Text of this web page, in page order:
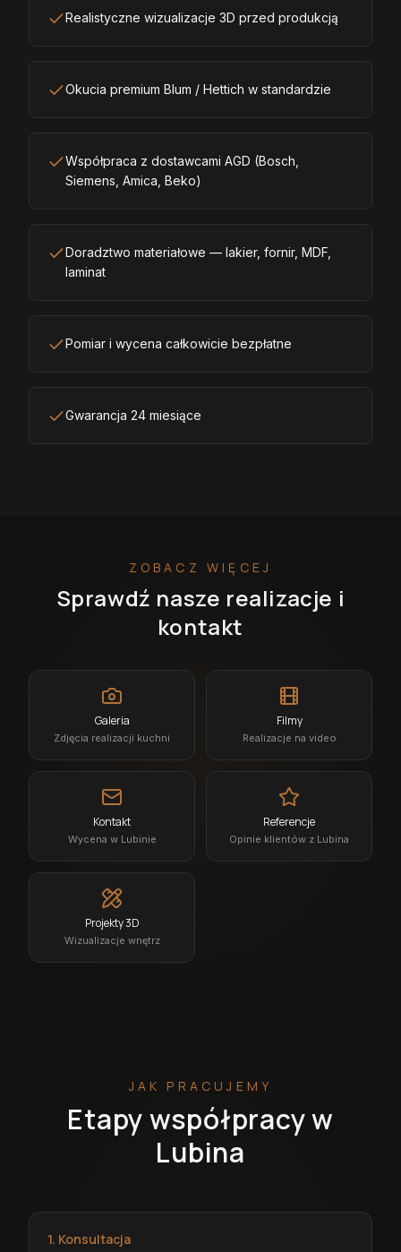
Realistyczne wizualizacje 3D przed produkcją
Okucia premium Blum / Hettich w standardzie
Współpraca z dostawcami AGD (Bosch,
Siemens, Amica, Beko)
Doradztwo materiałowe — lakier, fornir, MDF,
laminat
Pomiar i wycena całkowicie bezpłatne
Gwarancja 24 miesiące
ZOBACZ WIĘCEJ
Sprawdź nasze realizacje i
kontakt
Galeria
Zdjęcia realizacji kuchni
Filmy
Realizacje na video
Kontakt
Wycena w Lubinie
Referencje
Opinie klientów z Lubina
Projekty 3D
Wizualizacje wnętrz
JAK PRACUJEMY
Etapy współpracy w
Lubina
1. Konsultacja